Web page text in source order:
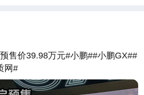
售价39.98万元#小鹏##小鹏GX##
网#